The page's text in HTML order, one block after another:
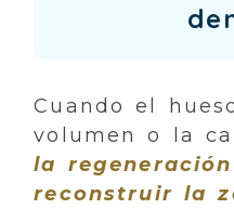
Cuando el
volumen o la
la
reconstruir la